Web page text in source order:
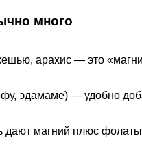
много
арахис — это
эдамаме) — удобно
дают магний плюс фолаты